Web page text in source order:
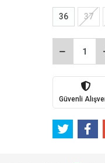
36 37
Güvenli